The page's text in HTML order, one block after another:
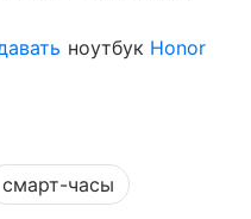
ноутбук Honor
смарт-часы